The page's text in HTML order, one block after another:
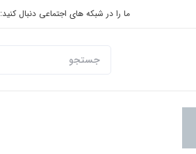
ما را در شبکه های اجتماعی دنبال کنید: